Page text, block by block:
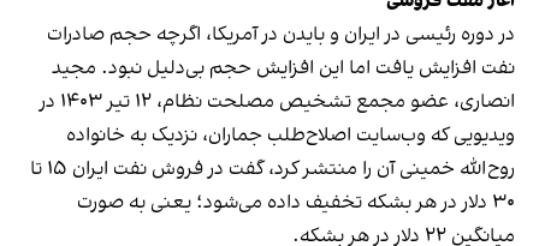
در دوره رئیسی در ایران و بایدن در آمریکا، اگرچه حجم صادرات
نفت افزایش یافت اما این افزایش حجم بی‌دلیل نبود. مجید
انصاری، عضو مجمع تشخیص مصلحت نظام، ۱۲ تیر ۱۴۰۳ در
ویدیویی که وب‌سایت اصلاح‌طلب جماران، نزدیک به خانواده
روح‌الله خمینی آن را منتشر کرد، گفت در فروش نفت ایران ۱۵ تا
۳۰ دلار در هر بشکه تخفیف داده می‌شود؛ یعنی به صورت
میانگین ۲۲ دلار در هر بشکه.